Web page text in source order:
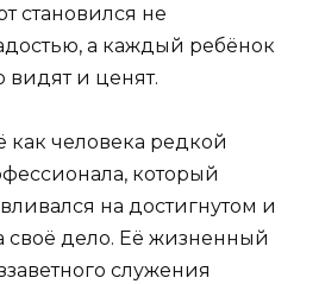
становился не
а каждый ребёнок
видят и ценят.
как человека редкой
который
на достигнутом и
своё дело. Её жизненный
служения